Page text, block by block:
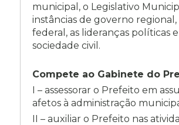
municipal, o Legislativo
instâncias de governo
federal, as lideranças políticas e
sociedade civil.
Compete ao Gabinete do
I – assessorar o Prefeito em
afetos à administração
II – auxiliar o Prefeito nas